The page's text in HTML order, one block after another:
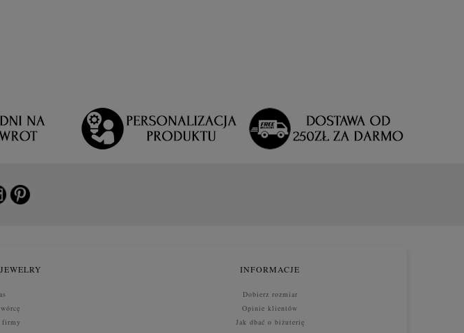
firmy
INFORMACJE
Dobierz rozmiar
Opinie klientów
Jak dbać o biżuterię